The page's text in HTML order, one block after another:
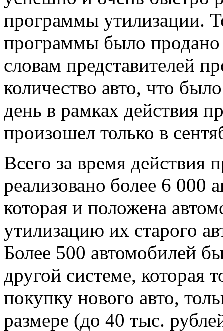
программы утилизации.
программы было
словам представителей
количество авто, что
день в рамках действия
произошел только в
Всего за время
реализовано более 6 000
которая и положена
утилизацию их старого
Более 500 автомобилей
другой системе, которая
покупку нового авто,
размере (до 40 тыс.